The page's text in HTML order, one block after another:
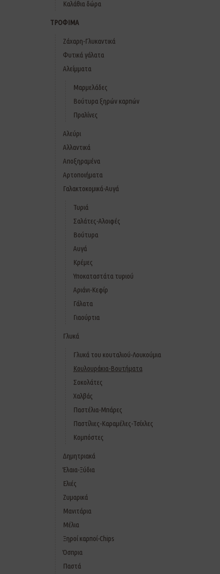
Καλάθια δώρα
ΤΡΟΦΙΜΑ
Ζάχαρη-Γλυκαντικά
Φυτικά γάλατα
Αλείμματα
Μαρμελάδες
Βούτυρα ξηρών καρπών
Πραλίνες
Αλεύρι
Αλλαντικά
Αποξηραμένα
Αρτοποιήματα
Γαλακτοκομικά-Αυγά
Τυριά
Σαλάτες-Αλοιφές
Βούτυρα
Αυγά
Κρέμες
Υποκαταστάτα τυριού
Αριάνι-Κεφίρ
Γάλατα
Γιαούρτια
Γλυκά
Γλυκά του κουταλιού-Λουκούμια
Κουλουράκια-Βουτήματα
Σοκολάτες
Χαλβάς
Παστέλια-Μπάρες
Παστίλιες-Καραμέλες-Τσίχλες
Κομπόστες
Δημητριακά
Έλαια-Ξύδια
Ελιές
Ζυμαρικά
Μανιτάρια
Μέλια
Ξηροί καρποί-Chips
Όσπρια
Παστά